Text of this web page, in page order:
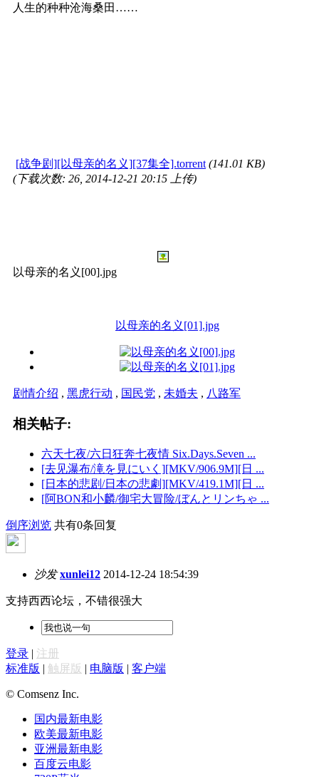
人生的种种沧海桑田……
[战争剧][以母亲的名义][37集全].torrent (141.01 KB)
(下载次数: 26, 2014-12-21 20:15 上传)
以母亲的名义[00].jpg
以母亲的名义[01].jpg
剧情介绍 , 黑虎行动 , 国民党 , 未婚夫 , 八路军
相关帖子:
六天七夜/六日狂奔七夜情 Six.Days.Seven ...
[去见瀑布/滝を見にいく][MKV/906.9M][日 ...
[日本的悲剧/日本の悲劇][MKV/419.1M][日 ...
[阿BON和小麟/御宅大冒险/ぼんとリンちゃ ...
倒序浏览 共有0条回复
沙发 xunlei12 2014-12-24 18:54:39
支持西西论坛，不错很强大
登录 | 注册
标准版 | 触屏版 | 电脑版 | 客户端
© Comsenz Inc.
国内最新电影
欧美最新电影
亚洲最新电影
百度云电影